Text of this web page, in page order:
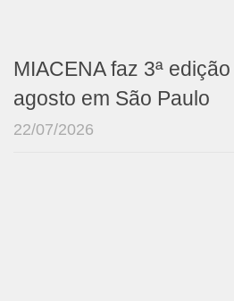
MIACENA faz 3ª
agosto em São Paulo
22/07/2026